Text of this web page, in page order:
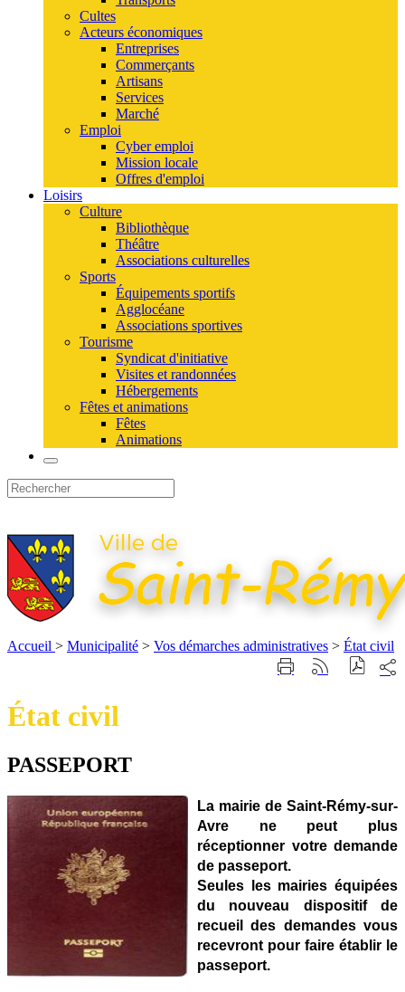
Cultes
Acteurs économiques
Entreprises
Commerçants
Artisans
Services
Marché
Emploi
Cyber emploi
Mission locale
Offres d'emploi
Loisirs
Culture
Bibliothèque
Théâtre
Associations culturelles
Sports
Équipements sportifs
Agglocéane
Associations sportives
Tourisme
Syndicat d'initiative
Visites et randonnées
Hébergements
Fêtes et animations
Fêtes
Animations
Accueil > Municipalité > Vos démarches administratives > État civil
ImprimerGénérer
sur
État civil
PASSEPORT
La mairie de Saint-Rémy-sur-
Avre ne peut plus
réceptionner votre demande
de passeport.
Seules les mairies équipées
du nouveau dispositif de
recueil des demandes vous
recevront pour faire établir le
passeport.